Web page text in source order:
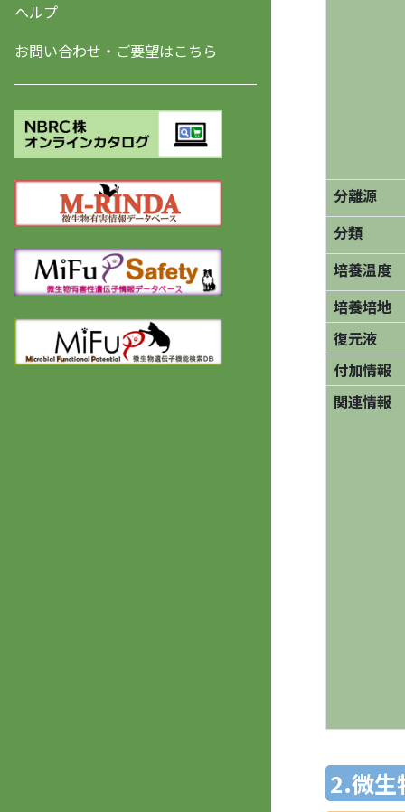
ヘルプ
お問い合わせ・ご要望はこちら
分離源
分類
培養温度
培養培地
復元液
付加情報
関連情報
2.微生